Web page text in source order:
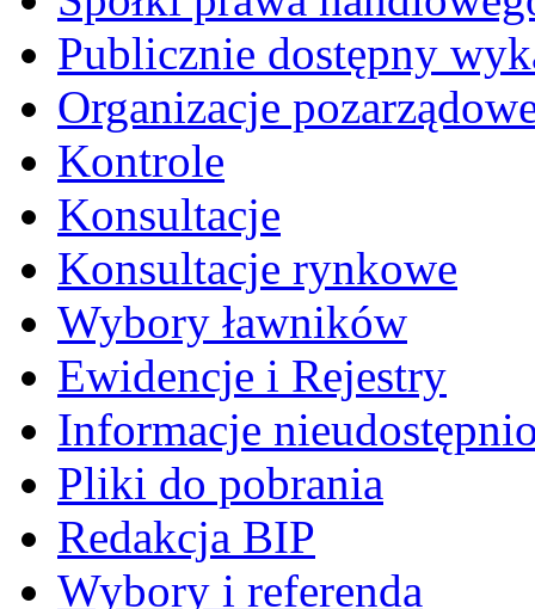
Publicznie dostępny
Organizacje
Kontrole
Konsultacje
Konsultacje rynkowe
Wybory ławników
Ewidencje i Rejestry
Informacje
Pliki do pobrania
Redakcja BIP
Wybory i referenda